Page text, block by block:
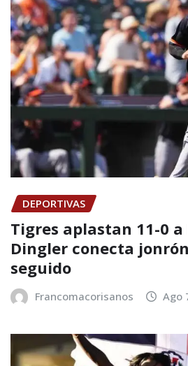
DEPORTIVAS
Tigres aplastan 11-0
Dingler conecta
seguido
Francomacorisanos Ago